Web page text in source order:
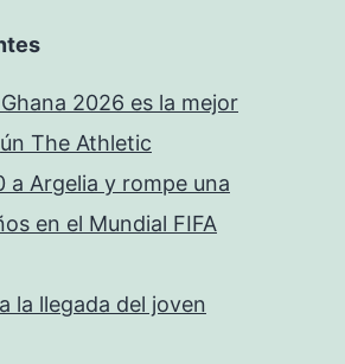
2026 es la mejor
The Athletic
a Argelia y rompe una
en el Mundial FIFA
la llegada del joven